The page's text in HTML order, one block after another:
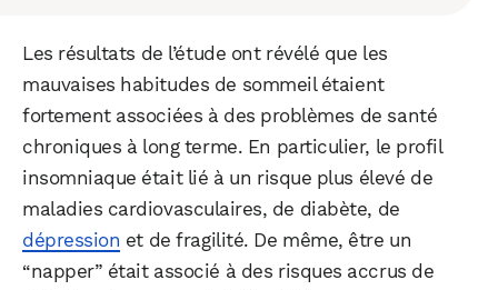
Les résultats de l’étude ont révélé que les
mauvaises habitudes de sommeil étaient
fortement associées à des problèmes de santé
chroniques à long terme. En particulier, le profil
insomniaque était lié à un risque plus élevé de
maladies cardiovasculaires, de diabète, de
dépression et de fragilité. De même, être un
“napper” était associé à des risques accrus de